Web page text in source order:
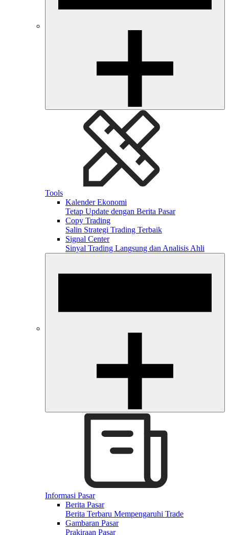
Tools
Kalender Ekonomi
Tetap Update dengan Berita Pasar
Copy Trading
Salin Strategi Trading Terbaik
Signal Center
Sinyal Trading Langsung dan Analisis Ahli
Informasi Pasar
Berita Pasar
Berita Terbaru Mempengaruhi Trade
Gambaran Pasar
Prakiraan Pasar